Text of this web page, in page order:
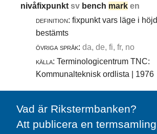
nivåfixpunktsv bench mark en
definition: fixpunkt vars läge i höjd
bestämts
övriga språk: da, de, fi, fr, no
källa: Terminologicentrum TNC:
Kommunalteknisk ordlista | 1976
Vad är Rikstermbanken?
Att publicera en termsamling